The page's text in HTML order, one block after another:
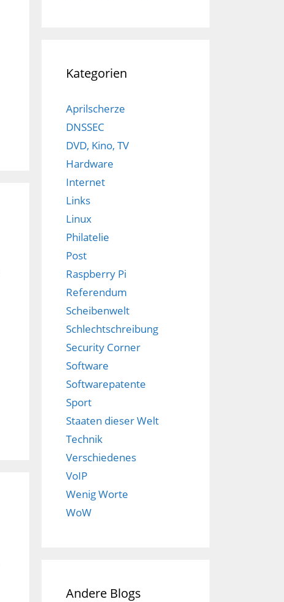
Kategorien
Aprilscherze
DNSSEC
DVD, Kino, TV
Hardware
Internet
Links
Linux
Philatelie
Post
Raspberry Pi
Referendum
Scheibenwelt
Schlechtschreibung
Security Corner
Software
Softwarepatente
Sport
Staaten dieser Welt
Technik
Verschiedenes
VoIP
Wenig Worte
WoW
Andere Blogs